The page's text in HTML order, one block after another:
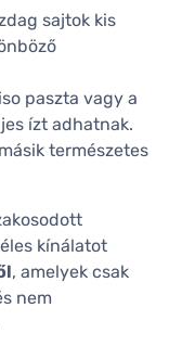
sajtok kis
paszta vagy a
ízt adhatnak.
természetes
kínálatot
, amelyek csak
nem